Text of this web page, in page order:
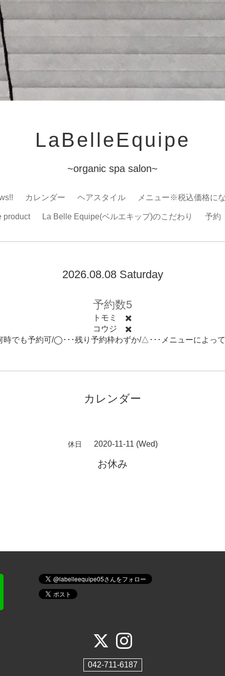
LaBelleEquipe
~organic spa salon~
カレンダー ヘアスタイル メニュー※税込価格に
product La Belle Equipe(ベルエキップ)のこだわり 予約
2026.08.08 Saturday
予約数5
トモミ ✖️
コウジ ✖️
でも予約可/◯･･･残り予約枠わずか/△･･･メニューによっ
カレンダー
休日 2020-11-11 (Wed)
お休み
042-711-6187